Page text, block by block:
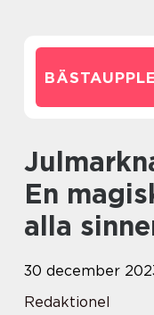
Julmarknad Gamla Stan –
En
alla
30 december
Redaktionel